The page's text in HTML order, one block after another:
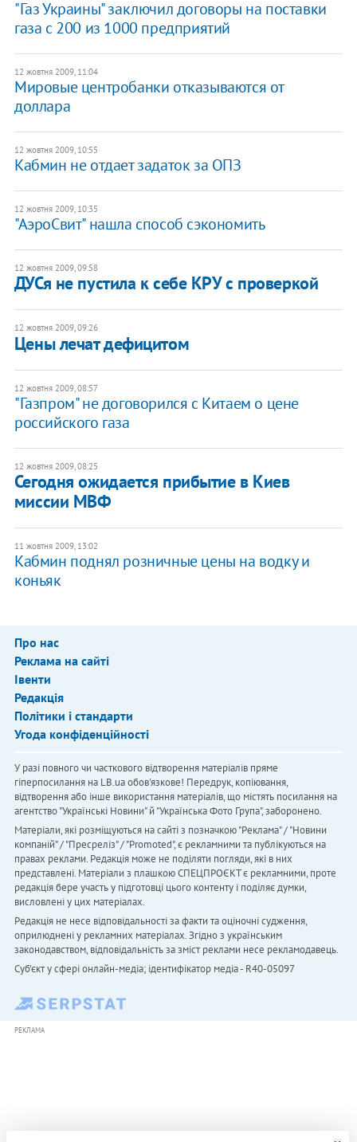
"Газ Украины" заключил договоры на поставки
газа с 200 из 1000 предприятий
12 жовтня 2009, 11:04
Мировые центробанки отказываются от
доллара
12 жовтня 2009, 10:55
Кабмин не отдает задаток за ОПЗ
12 жовтня 2009, 10:35
"АэроСвит" нашла способ сэкономить
12 жовтня 2009, 09:58
ДУСя не пустила к себе КРУ с проверкой
12 жовтня 2009, 09:26
Цены лечат дефицитом
12 жовтня 2009, 08:57
"Газпром" не договорился с Китаем о цене
российского газа
12 жовтня 2009, 08:25
Сегодня ожидается прибытие в Киев
миссии МВФ
11 жовтня 2009, 13:02
Кабмин поднял розничные цены на водку и
коньяк
Про нас
Реклама на сайті
Івенти
Редакція
Політики і стандарти
Угода конфіденційності
У разі повного чи часткового відтворення матеріалів пряме
гіперпосилання на LB.ua обов'язкове! Передрук, копіювання,
відтворення або інше використання матеріалів, що містять посилання на
агентство "Українськi Новини" й "Українська Фото Група", заборонено.
Матеріали, які розміщуються на сайті з позначкою "Реклама" / "Новини
компаній" / "Пресреліз" / "Promoted", є рекламними та публікуються на
правах реклами. Редакція може не поділяти погляди, які в них
представлені. Матеріали з плашкою СПЕЦПРОЄКТ є рекламними, проте
редакція бере участь у підготовці цього контенту і поділяє думки,
висловлені у цих матеріалах.
Редакція не несе відповідальності за факти та оціночні судження,
оприлюднені у рекламних матеріалах. Згідно з українським
законодавством, відповідальність за зміст реклами несе рекламодавець.
Cуб'єкт у сфері онлайн-медіа; ідентифікатор медіа - R40-05097
РЕКЛАМА